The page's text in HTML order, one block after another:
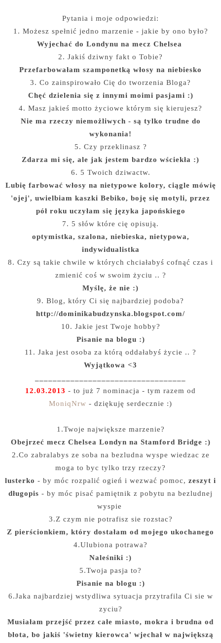
Pytania i moje odpowiedzi:
1. Możesz spełnić jedno marzenie - jakie by ono było?
Wyjechać do Londynu na mecz Chelsea
2. Jakiś dziwny fakt o Tobie?
Przefarbowałam szamponetką włosy na niebiesko
3. Co zainspirowało Cię do tworzenia Bloga?
Chęć dzielenia się z innymi moimi pasjami :)
4. Masz jakieś motto życiowe którym się kierujesz?
Nie ma rzeczy niemożliwych - są tylko trudne do
wykonania!
5. Czy przeklinasz ?
Zdarza mi się, ale jak jestem bardzo wściekła :)
6. 5 Twoich dziwactw.
Lubię farbować włosy na nietypowe kolory, ciągle mówię
'ojej', uwielbiam kaszki Bebiko, boję się motyli, przez
pół roku uczyłam się języka japońskiego
7. 5 słów które cię opisują.
optymistka, szalona, niebieska, nietypowa,
indywidualistka
8. Czy są takie chwile w których chciałabyś cofnąć czas i
zmienić coś w swoim życiu .. ?
Myślę, że nie :)
9. Blog, który Ci się najbardziej podoba?
http://dominikabudzynska.blogspot.com/
10. Jakie jest Twoje hobby?
Pisanie na blogu :)
11. Jaka jest osoba za którą oddałabyś życie .. ?
Wyjątkowa <3
12.03.2013 - to już 7 nominacja - tym razem od
MoniqNrw - dziękuję serdecznie :)
1.Twoje największe marzenie?
Obejrzeć mecz Chelsea Londyn na Stamford Bridge :)
2.Co zabralabys ze soba na bezludna wyspe wiedzac ze
moga to byc tylko trzy rzeczy?
lusterko - by móc rozpalić ogień i wezwać pomoc, zeszyt i
długopis - by móc pisać pamiętnik z pobytu na bezludnej
wyspie
3.Z czym nie potrafisz sie rozstac?
Z pierścionkiem, który dostałam od mojego ukochanego
4.Ulubiona potrawa?
Naleśniki :)
5.Twoja pasja to?
Pisanie na blogu :)
6.Jaka najbardziej wstydliwa sytuacja przytrafila Ci sie w
zyciu?
Musiałam przejść przez całe miasto, mokra i brudna od
błota, bo jakiś 'świetny kierowca' wjechał w największą